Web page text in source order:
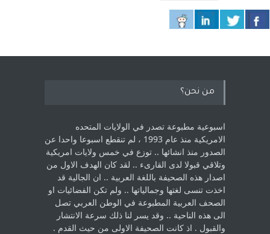
من نحن؟
اسبوعية مطبوعة تصدر في الولايات المتحده
الامريكية منذ عام 1993 ، لم ‏تنقطع اسبوعا واحدا عن
الصدور منذ انشائها .. توزع في خمس ولايات امريكية
‏وتلاقي قبولا لدى القارىء ..‏ لقد كان الهدف الاول من
اصدار هذه الصحيفة باللغة العربية .. ان الجالية قد
اخذت ‏تنسى لغتها وجمالياتها .. ولم تكن الفضائيات او
الصحف العربية المطبوعة في الوطن ‏العربي تصل
الى هذه الناحية .. وقد يسر لنا ذلك سرعة الانتشار
والقبول . اذ كانت ‏الصحيفة الاولى من حيث القدم . ‏